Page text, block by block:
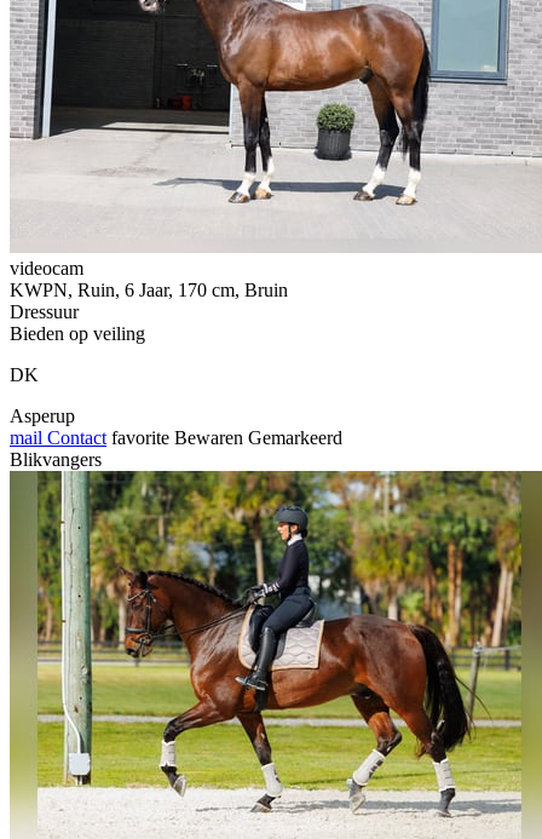
videocam
KWPN, Ruin, 6 Jaar, 170 cm, Bruin
Dressuur
Bieden op veiling
DK
Asperup
mail Contact favorite Bewaren Gemarkeerd
Blikvangers